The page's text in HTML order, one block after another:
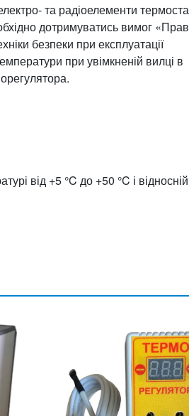
та радіоелементи
дотримуватись вимог
безпеки при експлуатації
при увімкненій вилці в
від +5 °C до +50 °C і відносній